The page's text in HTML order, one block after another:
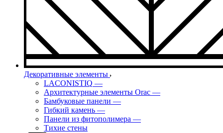
Декоративные элементы
LACONISTIQ —
Архитектурные элементы Orac —
Бамбуковые панели —
Гибкий камень —
Панели из фитополимера —
Тихие стены